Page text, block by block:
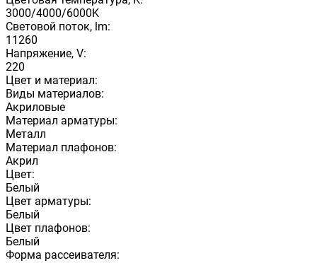
3000/4000/6000K
Световой поток, lm:
11260
Напряжение, V:
220
Цвет и материал:
Виды материалов:
Акриловые
Материал арматуры:
Металл
Материал плафонов:
Акрил
Цвет:
Белый
Цвет арматуры:
Белый
Цвет плафонов:
Белый
Форма рассеивателя: